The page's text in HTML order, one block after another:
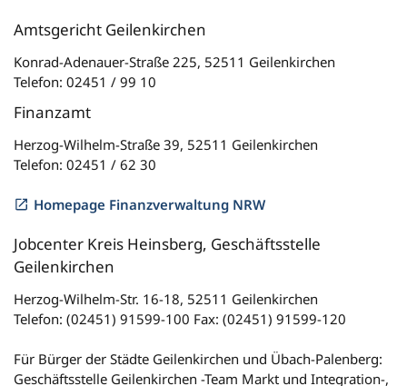
Amtsgericht Geilenkirchen
Konrad-Adenauer-Straße 225, 52511 Geilenkirchen
Telefon: 02451 / 99 10
Finanzamt
Herzog-Wilhelm-Straße 39, 52511 Geilenkirchen
Telefon: 02451 / 62 30
Homepage Finanzverwaltung NRW
Jobcenter Kreis Heinsberg, Geschäftsstelle
Geilenkirchen
Herzog-Wilhelm-Str. 16-18, 52511 Geilenkirchen
Telefon: (02451) 91599-100 Fax: (02451) 91599-120
Für Bürger der Städte Geilenkirchen und Übach-Palenberg:
Geschäftsstelle Geilenkirchen -Team Markt und Integration-,